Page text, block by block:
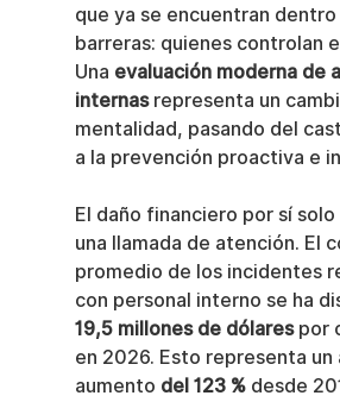
que ya se encuentran dentro
barreras: quienes controlan
Una evaluación moderna de
internas representa un
mentalidad, pasando del
a la prevención proactiva e
El daño financiero por sí
una llamada de atención. El
promedio de los incidentes
con personal interno se ha
19,5 millones de dólares por
en 2026. Esto representa un
aumento del 123 % desde